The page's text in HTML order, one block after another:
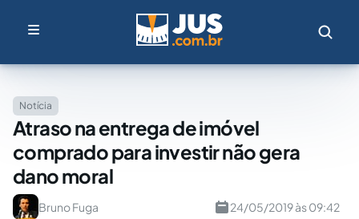
Notícia
Atraso na entrega de imóvel
comprado para investir não gera
dano moral
Bruno Fuga 24/05/2019 às 09:42